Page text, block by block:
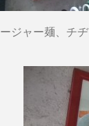
ジャー麺、チ